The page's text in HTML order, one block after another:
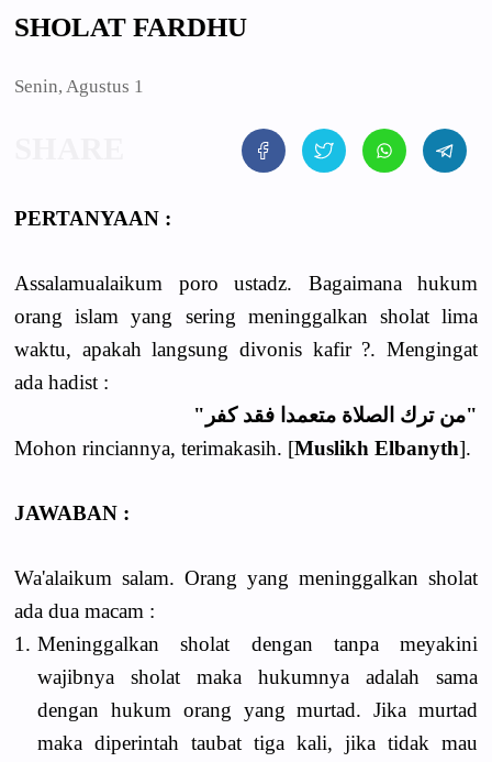
SHOLAT FARDHU
Senin, Agustus 1
PERTANYAAN :
Assalamualaikum poro ustadz. Bagaimana hukum
orang islam yang sering meninggalkan sholat lima
waktu, apakah langsung divonis kafir ?. Mengingat
ada hadist :
"من ترك الصلاة متعمدا فقد كفر"
Mohon rinciannya, terimakasih. [Muslikh Elbanyth].
JAWABAN :
Wa'alaikum salam. Orang yang meninggalkan sholat
ada dua macam :
1. Meninggalkan sholat dengan tanpa meyakini
wajibnya sholat maka hukumnya adalah sama
dengan hukum orang yang murtad. Jika murtad
maka diperintah taubat tiga kali, jika tidak mau